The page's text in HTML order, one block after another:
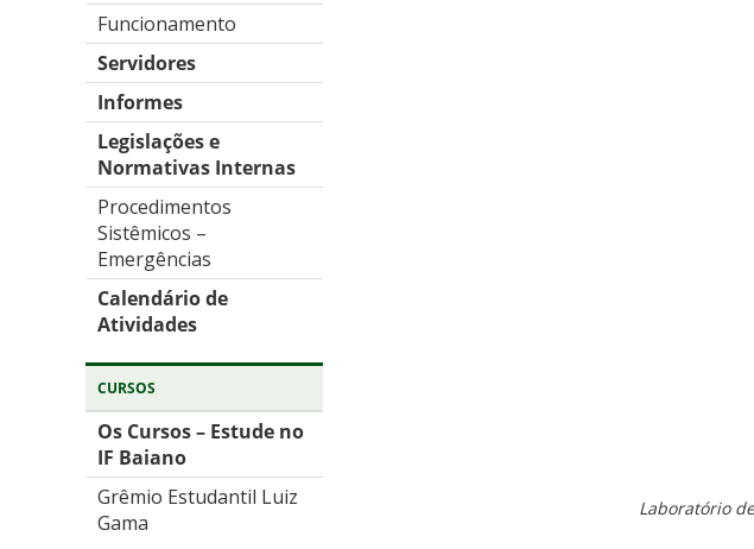
Funcionamento
Servidores
Informes
Legislações e
Normativas Internas
Procedimentos
Sistêmicos –
Emergências
Calendário de
Atividades
CURSOS
Os Cursos – Estude no
IF Baiano
Grêmio Estudantil Luiz
Gama
Laboratório